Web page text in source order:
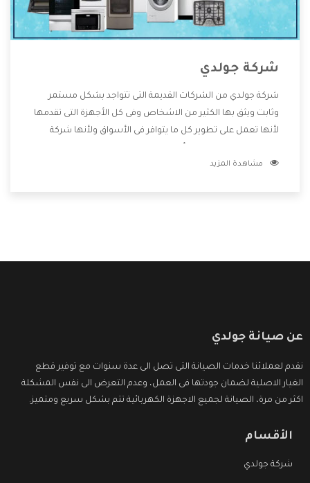
شركة جولدي
شركة جولدي من الشركات القديمة التى تتواجد بشكل مستمر
وثابت ويثق بها الكثير من الاشخاص وفى كل الأجهزة التى تقدمها
لأنها تعمل على تطوير كل ما يتوافر فى الأسواق ولأنها شركة
وتقدم للعملاء أقوى العروض والخصومات التى تسهل على
مشاهدة المزيد
عن صيانة جولدي
نقدم لعملائنا خدمات الصيانة التى تصل الى عدة سنوات مع توفير قطع
الغيار الاصلية لضمان جودتها فى العمل، وعدم التعرض الى نفس المشكلة
اكثر من مرة، الصيانة لجميع الاجهزة الكهربائية تتم بشكل سريع ومتميز.
الأقسام
شركة جولدي